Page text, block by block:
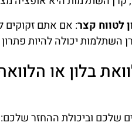
לטווח קצר: אם אתם זקוקים
השתלמות יכולה להיות פתרון
בלון או
שלכם וביכולת ההחזר שלכם: